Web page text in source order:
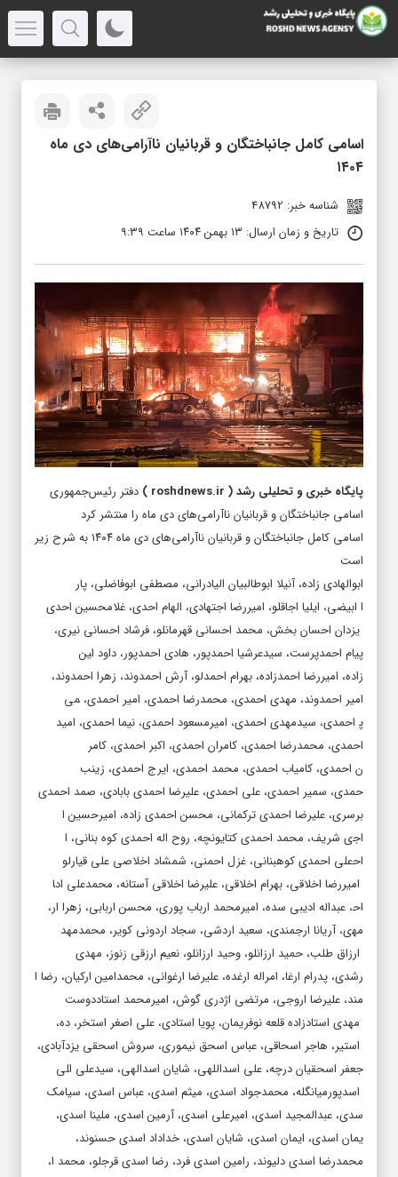
اسامی کامل جانباختگان و قربانیان ناآرامی‌های دی ماه
۱۴۰۴
شناسه خبر: 48792
تاریخ و زمان ارسال: ۱۳ بهمن ۱۴۰۴ ساعت ۹:۳۹
پایگاه خبری و تحلیلی رشد(
roshdnews.ir
) دفتر رئیس‌جمهوری
اسامی جانباختگان و قربانیان ناآرامی‌های دی ماه را منتشر کرد
اسامی کامل جانباختگان و قربانیان ناآرامی‌های دی ماه ۱۴۰۴ به شرح زیر
است
علی اباذری، امیرحسین ابراهیم پور، احد ابراهیم پورعبدلی، عطاءاله ابراهیم پورقاضیانی، مریم ابراهیم زاده، محسن ابراهیم زاده حسنجانی، امیررضا ابراهیم نژادگرجی، سارا ابراهیمی، امیررضا ابراهیمی، سپهر ابراهیمی، عبداله ابراهیمی، مریم ابراهیمی، امیرحسین ابراهیمی، سیدمحمد ابراهیمی، مهدی ابراهیمی، مهرداد ابراهیمی، حمید ابراهیمی احمدآباد، جواد ابراهیمی ارتیانی، صادق ابراهیمی پنجکی، معصومه ابراهیمی تازه‌آبادی گلوندانی، بیژن ابراهیمی توی، سعید ابراهیمی علیسرائی، سعید ابراهیمی فر، بهنام ابراهیمیان، حسن ابراهیمیان پیربازاری، امید ابو، مهدی ابوالحسن، علیرضا ابوالقاسمی صحت، کیان ابوالهادی زاده، آنیلا ابوطالبیان الیادرانی، مصطفی ابوفاضلی، پارسا ابیضی، ایلیا اجاقلو، امیررضا اجتهادی، الهام احدی، غلامحسین احدی، یزدان احسان بخش، محمد احسانی قهرمانلو، فرشاد احسانی نیری، پیام احمدپرست، سیدعرشیا احمدپور، هادی احمدپور، داود احمدزاده، امیررضا احمدزاده، بهرام احمدلو، آرش احمدوند، زهرا احمدوند، امیر احمدوند، مهدی احمدی، محمدرضا احمدی، امیر احمدی، سعید احمدی، سیدمهدی احمدی، امیرمسعود احمدی، نیما احمدی، امید احمدی، محمدرضا احمدی، کامران احمدی، اکبر احمدی، کامران احمدی، کامیاب احمدی، محمد احمدی، ایرج احمدی، زینب احمدی، سمیر احمدی، علی احمدی، علیرضا احمدی بابادی، صمد احمدی برسری، علیرضا احمدی ترکمانی، محسن احمدی زاده، امیرحسین احمدی شریف، محمد احمدی کتایونچه، روح اله احمدی کوه بنانی، امیرعلی احمدی کوهبنانی، غزل احمنی، شمشاد اخلاصی علی قیارلو، امیررضا اخلاقی، بهرام اخلاقی، علیرضا اخلاقی آستانه، محمدعلی ادریسی، عبداله ادیبی سده، امیرمحمد ارباب پوری، محسن اربابی، زهرا ارجمندی، آریانا ارجمندی، سعید اردشی، سجاد اردونی کویر، محمدمهدی ارزاق طلب، حمید ارزانلو، وحید ارزانلو، نعیم ارزقی زنوز، مهدی ارشدی، پدرام ارغا، امراله ارغده، علیرضا ارغوانی، محمدامین ارکیان، رضا ارمند، علیرضا اروجی، مرتضی اژدری گوش، امیرمحمد استاددوست، مهدی استادزاده قلعه نوفریمان، پویا استادی، علی اصغر استخر، مجید استیر، هاجر اسحاقی، عباس اسحق نیموری، سروش اسحقی یزدآبادی، جعفر اسحقیان درچه، علی اسداللهی، شایان اسدالهی، سیدعلی اکبر اسدپورمیانگله، محمدجواد اسدی، میثم اسدی، عباس اسدی، سیامک اسدی، عبدالمجید اسدی، امیرعلی اسدی، آرمین اسدی، ملینا اسدی، ایمان اسدی، ایمان اسدی، شایان اسدی، خداداد اسدی حسنوند، محمدرضا اسدی دلیوند، رامین اسدی فرد، رضا اسدی قرجلو، محمد اسدی قفری، هادی اسدی کناری، امیرحسین اسدیان الیگودرزی، مهرنوش اسفندیاری، افشین اسفندیاری، اکبر اسفندیاری بنه کهل، سعید اسکندری، یسنا اسکندری، یداله اسکندری، امین اسکندری الانکش، امیرطاها اسکندری شیرج آباد، ابوالفضل اسکندری نساز، مهدی اسکندریان، رضا اسگندرپور، یاسر اسگندرزاده، علی اسلامی، محمدجواد اسلامیان، اسماعیل شهبازی، مجتبی اسماعیل پور، رضا اسماعیل زاده، سیاوش اسماعیلی، محمدحسین اسماعیلی، ابوالفضل اسماعیلی، مجید اسماعیلی، محمد اسماعیلی لیوسی، علی اصغر اسمعیلی، مهرداد اسمعیل پورکینچاه، پریسا اسمعیل نژاد، علی اصغر اسمعیلی، رضا اسمعیلی، رضا اسمعیلی اورگانی، ابوالفضل اسمعیلی فیجانی، نازنین زهرا اسمی خانی، محمدحسن اشرفی، امیرپارسا اشکبوس، عباس اشکورقربانی، سینا اشگبوسی، هادی اصانلو، سعید اصغرزاده عجمی، مجید اصغرنژاد، احمد اصغری، امیر اصفهانی نژاد، مرتضی اصلانی، پارسا اصلانی، مبین اصلانی، ابراهیم اصلانی چقیورتی، میلاد اطمانی حقویران، مهدی اظهری، فاطمه اعزازی کله سر، پیام اعلائی پیله رود، کرمعلی اعلائی سدهء، حسام الدین اعلمی، یونس افتخاری، مهدی افتخاری فر، مجید افراخته، سپهر افرازه، فاطمه افرازه، امید افراسیابی، میلاد افروخته جوبنه، محمدرضا افروغ، مهرداد افزا، مصطفی افشار، امیرحسین افشاراسبکی، مرتضی افشاربحرآباد، ولی اله افشارطوس، سام افشاری، مجید افشاری، احمد افشاری صدق، محمد افشاری منش، محمد اقابیگی فریزه هندی، وحید اقبالی قهیازی، بنیامین اقدامی، عباس اکبرپور، پویا اکبرزاده، حدیثه اکبرزاده تربتی، احد اکبری، مجتبی اکبری، حسین اکبری، کامران اکبری، حسین اکبری، روح اله اکبری، رضا اکبری اشیانی، حسنعلی اکبری پالنگری، مهدی اکبری جمالوئی، غلامعلی اکبری رباط، موسی الرضا اکبری گرز، احسان اکبری مرادآبادی، محمدامین اکبریان باغملکی، حسین اکرامی، سجاد اکرم خان، راحله اکرمی، سودا اکرمی فرداسبفروشان، مهدی اکرمی قدیرلی، امین اکرمی مهاجری، خداداد الفتی، قاسم الکن کیوج، سعید النچری، محمدرضا الوندی، امید اله داد، علی اله یاربیکی کشمرزی، مهدی اله یاری، سعیده الهام، آزاد الهی بلوردی، یاسین الهی حسن آبادی، امیرمحسن الهیاری دولت آباد، امیرحسین امام جمعه، فاطمه امام دوست، مهران امامی اقکند، مهدی امامی پور، سیدداود امامی میبدی، محمدحسین امان، فرهاد امانی، احمدرضا امانی، ابراهیم امانی، امین امانی نژاد، علیرضا امجدیان، امیرحسین دونلو، محمد امیدنیا، علی امیراصلانی، عباس امیربیگی، عماد امیرپورچوکامی، زهیر امیرخانی، علی امیردادی رخنه، مینا امیرزاده، سیدضیاالدین امیری، رضا امیری، علی امیری، فرزاد امیری، محمدامین امیری، محمد امیری پریان، رضا امیری چایجانی، جعفر امیری عالیه کلائی، داود امیری کیا، مجتبی امیری محمدآبادی، علی اصغر امیری یزنی، محمدرضا امیری ینگ آبادی، فرهاد امین، رضا امین زاده، مهدی امین قاشقای، محمدپارسا امینی، ابوالفضل امینی، پژمان امینی باغبادرانی، عباس امینی زاده سده، روبینا امینیان، فریدون انارکی، سیدجواد انتظاری نوشابادی، سیدمحمدرضا انتظامی، ملیحه انجکانی، غلام حسین اندیش، محمدتقی انصاری چشمه، محمدرضا انصاری رامندی، احسان انصاری ریزی، علی انصاری فر، مجتبی انصاری فرد، فاطمه انوری، محمدامین اولادی سلحشوری، رستم ایارده، علی ایازی، امیرمحمد ایاقت، حسن ایران پورمبارکه، مهدی ایرانپور، میلاد ایرانپورمبارکه، بهنام ایزدی، محسن ایزدی، امیرحسین ایزدی طامه، حسن ایشانی، محمد ایمان پور، لیلا ایمانی، علی ایمانی، هلاکو ایوانی، محمدرضا ایوبی نژاد، داوود آبی، محمود آدینه، هادی آذر، حامد آذربایجان، معصومه آذرسروش دهبنه، سهراب آذرگون، کیومرث آذری، محسن آراستی، علی آرام، الهام آرپنائی، عباس آرزو، علی آرمند، ابوالفضل آروین طلب، سعید آریان، حمزه آریان راد، ابوالفضل آزاد، زهرا آزادپور، شایان آزادی، عرفان آزرده، داود آسبید، لالی آشناپسند، محمدرضا آشناور، مهدی آشوری، عبدالرضا آفتابی طهارم، صابر آقابابائی، حسینعلی آقابابائیان، بیت اله آقاپور، بهروز آقاجانلو، علی آقاجانی، داود آقاداودمارنانی، مهدی آقارضائی، حجت آقازاده قره قاشلو، علی آقازاده کمامردخی، آرش آقاعلی، مهرزاد آقاعلی پور، محسن آقامحمدی، پرهام آقامحمدی دهقی، جواد آقامحمدی صفات، مرتضی آقائی، لقمان آقائی، عارف آگاه قلندرآباد، احمد آنجفی، احمد آهن چیان، محمدرضا آهنگرسریزدی، اسماعیل آهنگری ریزی، میثم آیبد، سجاد باباافشاری، امیر باباشکوری، عباس بابانژاد، ابوالفضل بابانژادهریکنده، میثم بابائی، منصور بابائی، ابوالقاسم بابائی، صدیقه بابائی خراجی، ایمان بابائی دارگانی، حسین بابری، علی بابلقانی، ابوالفضل باجول، سعید باخرد، رسول بادپران، رضا بارانی، مهدی بازرگانی پور، حسین بازیار، الهه بازیار، امیرعلی باستانی، سیداحمد باستی، حسین باشتنی، منوچهر باغانی، یاسر باغانی، علی باغبان، مجتبی باغداردلگشاطرقی، امیرعباس باغستانی، میلاد باغفلکی، علی اصغر باغیان، امیر باقرزاده، مهدی باقری، مرتضی باقری، پوریا باقری، حمیدرضا باقری، علی باقری، آرمان باقری، منصور باقری، امید باقری، امیر باقری، علیرضا باقری، محمدمتین باقری، محسن باقری، زهرا باقری باغبادرانی، اعظم باقری پور، حمید باقری تبار، خدایار باقری کهیش، رضا باقری نژاد، مجید باقری وینه، اعظم باقریان، شیرزاد بالائی، فرهاد بالش زر، ابوالفضل بامدادی اصیل، محسن باوندپور، حسن باهو، امیرمحمد بخت احمدآبادگروس، ابوالفضل بختیارپوردورکی، محمدابراهیم بختیاری، اکبر بختیاری مهر، سجاد بخشعلی، حسین بخشی، علیرضا بخشی زاده، یوسف بخشی کهنه فرود، محمدجواد بخشیان بدخشی، شایان بداغ آبادی، حسین بدرخانی، محمدمهدی بدری، مقصود بدل آبادی، مختار بدلی، عارف براتی، علی براتی بلداجی، حسین براتی سده، حیدرعلی براتی کردکانلو، محبوبه براتیان، علی براتیان ریزی، نوشین برادران کرمانی، عرشیا براری، علی برازنده کوران ترکیه، بهنام برآبادی، امیرعلی برجی، امیرصالح برجی عنبران، علیرضا بردبارجاوید، عباس برزوخانی، راحله برقی، دانیال برکتی، علی برمی نیا، اکبر بروجردی، امیر برومند، حمیدرضا برومندی رادکانی، بهرام بزازشبستری، رامتین بزرگ مقام، سیدباقر بزرگ مهرجعفرآبادی، محمدامین بزرگی، عرفان بزرگی، اشکان بستار، هومن بشکوفه، امیر بشیری چلکاسری، معین بصیری، حامد بصیری، امیرحسین بصیری ملو، سجاد بقالیان، محمدحسین بقرائی، فرزین بلالی، رضا بلندین قلعه جوقی، مسعود بلورچی، احمد بلوری، مهدی بنائیان تلکی، احمد بنواری، علی بنی سکینه، زهرا بنی عامریان، میرمرتضی بنی فاطمه، محمد بوالحسنی باغجمالی، سعید بوستانی، مهدی بوسعید، مجید بویری، رضا به گزین، میلاد بهادری، محمدحسن بهادری، سجاد بهادری مقدم چناربو، عذرا بهادری نژاد، سکینه بهاری، مهران بهاری، پوریا بهاری مستعلی، مهرزاد بهداروندی الماسی، ایمان بهداری، ایمان بهرامی، مهدی بهرامی، محمد بهرامی، سمیه بهرامی حقیقی، محمد بهروزی، مجید بهزادی شیخ رباط، سیدآرش بهشتی، حسین بهشتی، مجید بهفر، زهرا بهلولی پور، امیرسالار بهمن نژاد، عباس بهمنی، محمدرضا بهمنی، خدیجه بهمنی، مسعود بهمنی، رضا بهمنی علیجانوند، حسین بیابانگردزاک، حامد بیابانی، علی بیات، سجاد بیات، محمد بیات، مرتضی بیات، سحر بیات، امیرحسین بیاتانی، امیر بیاتی، امیرحسین بیاتی، بهمن بیاتی، مهدی بیاضی نبی جان، امیرمهدی بیدخوری، علی رضا بیدکی، محمدایمان بیدی، امیرحسین بیرامی، علی بیرامی، محمد بیرانوند، مصطفی بیرانوند، محمود بیژنی، میثم بیژنی زارعی، امیررضا بیک محمدی، وحید بیکدلی، مسیح بیگدلی، نرگس بیگدلی، بهروز بیگدلی مشهدی، عارفه بیگی، اسماعیل بیگی، مجتبی بیگی گرگانی، محمدامین پارسا، ابراهیم پارساکیش، سپیده پاریزی، اکبر پاشاپور، امیر پاشازاده، مینا پاک منش، محمدحلیم پاکبازسردابی، نیما پالیز گر، علی پالیزبان، پیمان پالیزدار، نیما پالیزگر، ابوالفضل پالیزی، گل محمد پای بست، ابوالفضل پایدار، محمدحسین پایدارحسینی، ابوالفضل پایدارنیا، محمد پایمرد، علی اشرف پرتوی، مرتضی پردل، پرستو جراحیان، پویا پرمون کلاردهی، خیراله پرنون، سیدسعید پرور، صادق پرورش عمارت، نادر پروری نصرآبادی، متین پرویزی، امیرعلی پرویزی، عباس پروینی برونده، رضا پرهیزکارویشکاسوقی، عباس پشکول، وحید پل شکن پهلوان، محمد پناهی، سعید پناهی، علیرضا پناهی، اسماعیل پناهی، جبار پناهی آزاد، نسترن پناهی شکراب، مرتضی پناهی مال امیری، محمود پنجی، محمد پورابراهیم، علی پوراصغر، علی پورامامعلی سیاوان محله، نسیم پورآقائی، حسن پورآهنگریان، صنم پوربابائی، مهدی پورحاجی باقر، سعید پورحسن، سجاد پورحسنی مقدم، آرمان پوردلجو، مهدی پورراستی، عطاءاله پوررحمتی قلعه حمام، مجید پوررستمی، منصور پوررکنی، فاطمه پورصادقی، محمد پورصفردلشاد، بهمن پورعباس شوردرق، پیمان پورعلیجانی، ایمان پورفرجام، فرهاد پورکاوه، محمدجواد پورکریم جلالی، بابک پورمظاهری، شاهین پورناصرانی، علیرضا پورنخعی، محمدحسین پورنخعی خیرآبادی، آرش پورهءچهریق، فرزین پوست اش کن، حسین پوشنه، علیرضا پولادستون، رامین پویافرد، امین پویان سرشت، امیرعلی پهلوانزاده اللو، علیرضا پهلوانی ابری، اکرم پیرگزی، مسعود پیرمرادیان، محمد پیرمرادیان، محمد پیروسار، امین پیروکسبخی، داریوش پیرهادی ده علی خانی، اسماعیل پیش رو، امیرعلی پیمانی فروشانی، سیدشهاب پیمبری، فتحیه پیوندکرمانی، مهران تاجداری، مرتضی تاجری، فاطمه تاجی یان، میلاد تاجیک، نیما تاجیک، محمد تاجیک، مجید تاجیک، حسین تائبی، ع